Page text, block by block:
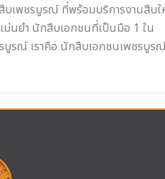
บเพชรบูรณ์ ที่พร้อมบริการงานสืบใ
ม่นยำ นักสืบเอกชนที่เป็นมือ 1 ใน
บูรณ์ เราคือ นักสืบเอกชนเพชรบูร